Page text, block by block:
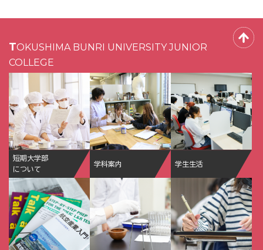
TOKUSHIMA BUNRI UNIVERSITY JUNIOR
COLLEGE
短期大学部
について
学科案内 学生生活